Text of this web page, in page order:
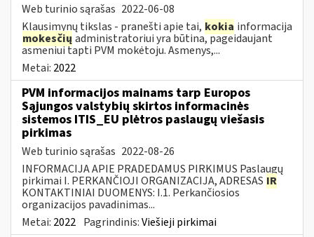
Web turinio sąrašas 2022-06-08
Klausimynų tikslas - pranešti apie tai, kokia informacija
mokesčių administratoriui yra būtina, pageidaujant
asmeniui tapti PVM mokėtoju. Asmenys,...
Metai: 2022
PVM informacijos mainams tarp Europos
Sąjungos valstybių skirtos informacinės
sistemos ITIS_EU plėtros paslaugų viešasis
pirkimas
Web turinio sąrašas 2022-08-26
INFORMACIJA APIE PRADEDAMUS PIRKIMUS Paslaugų
pirkimai I. PERKANČIOJI ORGANIZACIJA, ADRESAS IR
KONTAKTINIAI DUOMENYS: I.1. Perkančiosios
organizacijos pavadinimas...
Metai: 2022 Pagrindinis:Viešieji pirkimai